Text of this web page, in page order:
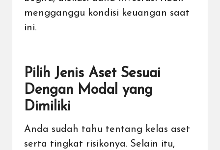
mengganggu kondisi keuangan saat
ini.
Pilih Jenis Aset Sesuai
Dengan Modal yang
Dimiliki
Anda sudah tahu tentang kelas aset
serta tingkat risikonya. Selain itu,